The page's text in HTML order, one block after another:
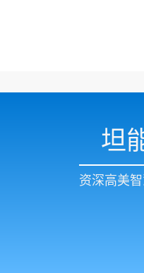
坦
资深高美